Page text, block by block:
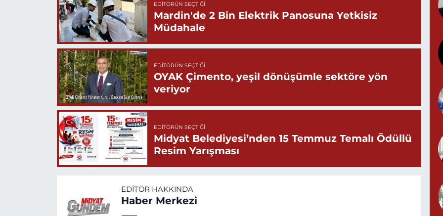
EDITÖRÜN SEÇTIĞI
Mardin'de 2 Bin Elektrik Panosuna Yetkisiz
Müdahale
EDITÖRÜN SEÇTIĞI
OYAK Çimento, yeşil dönüşümle sektöre yön
veriyor
EDITÖRÜN SEÇTIĞI
Midyat Belediyesi’nden 15 Temmuz Temalı Ödüllü
Resim Yarışması
EDITÖR HAKKINDA
Haber Merkezi